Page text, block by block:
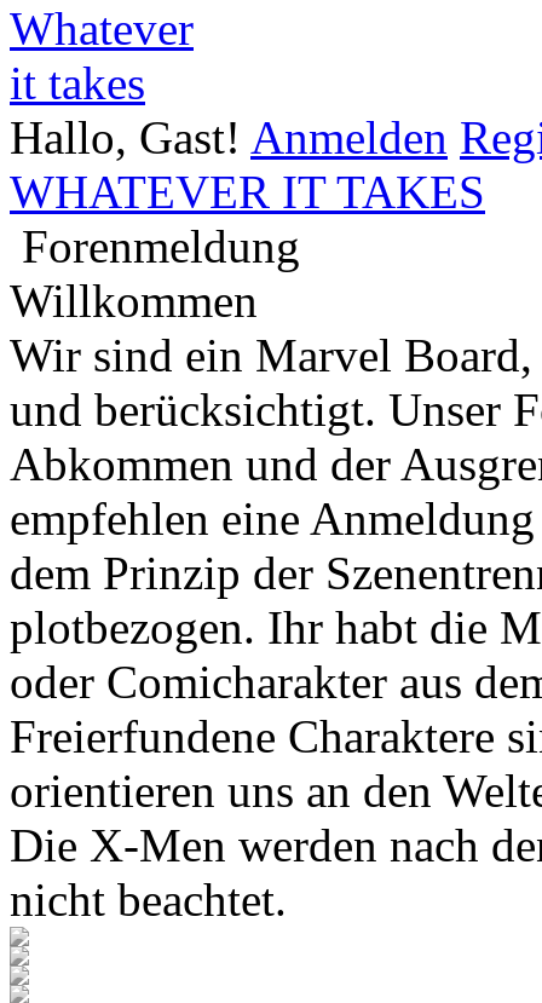
Whatever
it takes
Hallo, Gast! Anmelden
WHATEVER IT TAKES
Forenmeldung
Willkommen
Wir sind ein Marvel
und berücksichtigt. Unser
Abkommen und der
empfehlen eine
dem Prinzip der
plotbezogen. Ihr habt die
oder Comicharakter aus
Freierfundene Charaktere
orientieren uns an den
Die X-Men werden nach
nicht beachtet.